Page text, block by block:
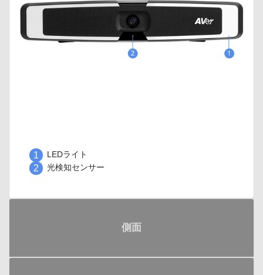
1 LEDライト
2 光検知センサー
側面